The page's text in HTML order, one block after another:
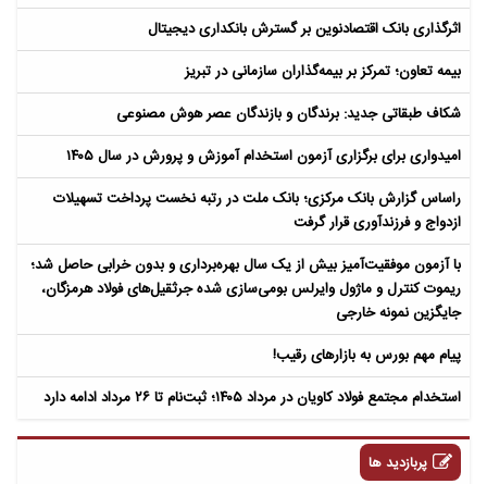
اثرگذاری بانک اقتصادنوین بر گسترش بانکداری دیجیتال
بیمه تعاون؛ تمرکز بر بیمه‌گذاران سازمانی در تبریز
شکاف طبقاتی جدید: برندگان و بازندگان عصر هوش مصنوعی
امیدواری برای برگزاری آزمون استخدام آموزش و پرورش در سال ۱۴۰۵
راساس گزارش بانک مرکزی؛ بانک ملت در رتبه نخست پرداخت تسهیلات
ازدواج و فرزندآوری قرار گرفت
با آزمون موفقیت‌آمیز بیش از یک سال بهره‌برداری و بدون خرابی حاصل شد؛
ریموت کنترل و ماژول وایرلس بومی‌سازی شده جرثقیل‌های فولاد هرمزگان،
جایگزین نمونه خارجی
پیام مهم بورس به بازارهای رقیب!
استخدام مجتمع فولاد کاویان در مرداد ۱۴۰۵؛ ثبت‌نام تا ۲۶ مرداد ادامه دارد
پربازدید ها